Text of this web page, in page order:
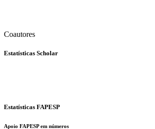
Coautores
Estatísticas Scholar
Estatísticas FAPESP
Apoio FAPESP em números